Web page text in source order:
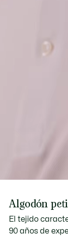
Algodón
El tejido
90 años de